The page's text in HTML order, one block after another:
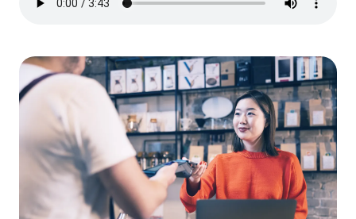
audio